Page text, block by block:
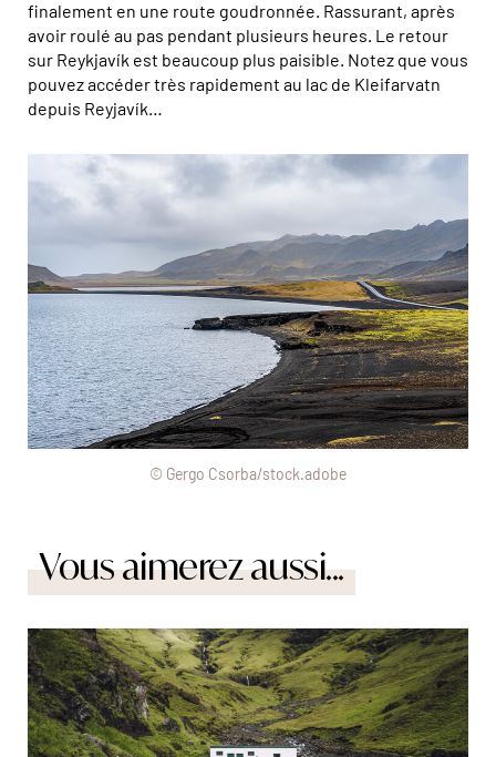
finalement en une route goudronnée. Rassurant, après
avoir roulé au pas pendant plusieurs heures. Le retour
sur Reykjavík est beaucoup plus paisible. Notez que vous
pouvez accéder très rapidement au lac de Kleifarvatn
depuis Reyjavík…
© Gergo Csorba/stock.adobe
Vous aimerez aussi...
La piscine Laugafellslaug, au milieu de nulle part dans le
centre de l'Islande. © Karsten Winegeart/Unsplash